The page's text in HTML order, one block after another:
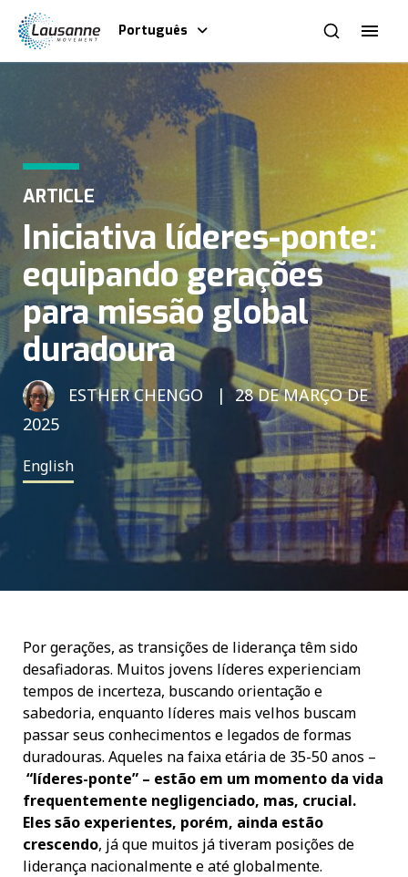
Português
ARTICLE
Iniciativa líderes-ponte:
equipando gerações
para missão global
duradoura
ESTHER CHENGO
28 DE MARÇO DE
2025
English
Por gerações, as transições de liderança têm sido
desafiadoras. Muitos jovens líderes experienciam
tempos de incerteza, buscando orientação e
sabedoria, enquanto líderes mais velhos buscam
passar seus conhecimentos e legados de formas
duradouras. Aqueles na faixa etária de 35-50 anos –
“líderes-ponte” – estão em um momento da vida
frequentemente negligenciado, mas, crucial.
Eles são experientes, porém, ainda estão
crescendo, já que muitos já tiveram posições de
liderança nacionalmente e até globalmente.